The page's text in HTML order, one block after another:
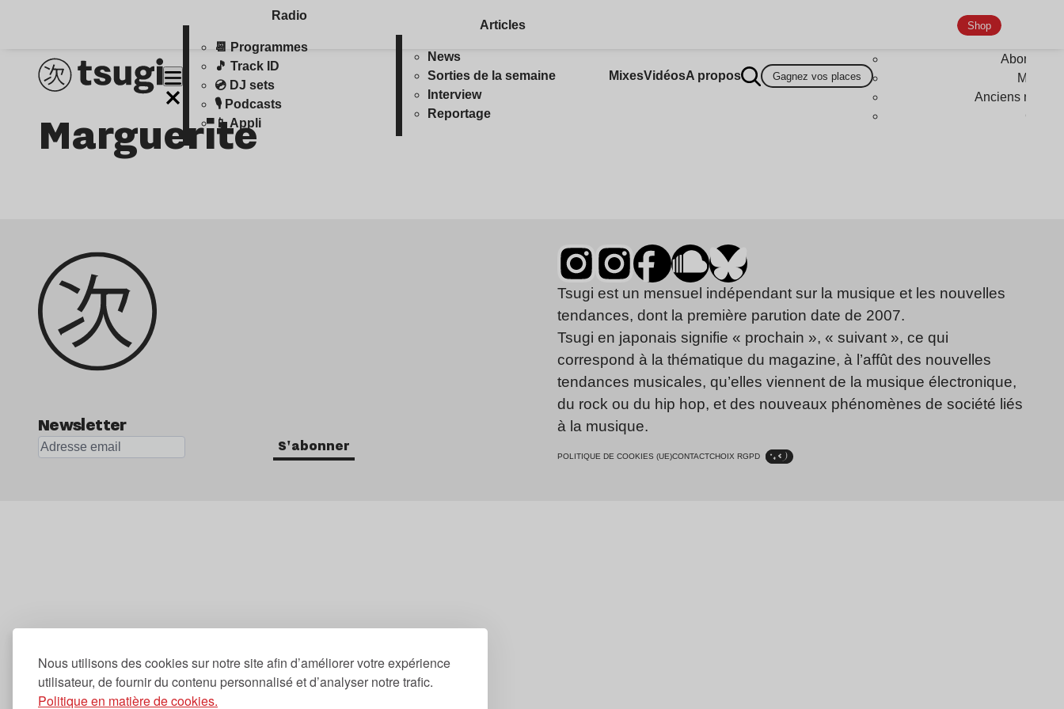
Nous utilisons des cookies sur notre site afin d’améliorer votre expérience
utilisateur, de fournir du contenu personnalisé et d’analyser notre trafic.
Politique en matière de cookies.
Radio
📆 Programmes
🎵 Track ID
💿 DJ sets
🎙️ Podcasts
📱 Appli
Articles
News
Sorties de la semaine
Interview
Reportage
MixesVidéosA propos Gagnez vos places
Shop
Anciens
Marguerite
Newsletter
S'abonner
Tsugi est un mensuel indépendant sur la musique et les nouvelles
tendances, dont la première parution date de 2007.
Tsugi en japonais signifie « prochain », « suivant », ce qui
correspond à la thématique du magazine, à l’affût des nouvelles
tendances musicales, qu’elles viennent de la musique électronique,
du rock ou du hip hop, et des nouveaux phénomènes de société liés
à la musique.
POLITIQUE DE COOKIES (UE)CONTACTCHOIX RGPD